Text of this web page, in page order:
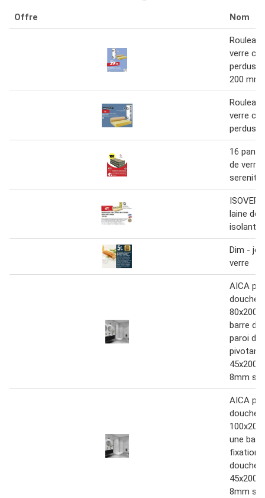
Offre Nom
Rouleau
verre
perdus
200 mm
Rouleau
verre
perdus
16
de verre
serenity
ISOVER
laine de
isolant
Dim -
verre
AICA
douche
barre de
paroi de
8mm
AICA
douche
une
fixation,
douche
8mm